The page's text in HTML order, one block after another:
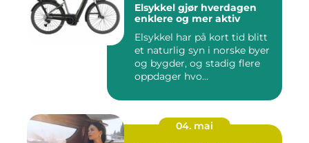
Elsykkel gjør hverdagen
enklere og mer aktiv
Elsykkel har på kort tid blitt
et naturlig syn i norske byer
og bygder, og stadig flere
oppdager hvo...
04. mai